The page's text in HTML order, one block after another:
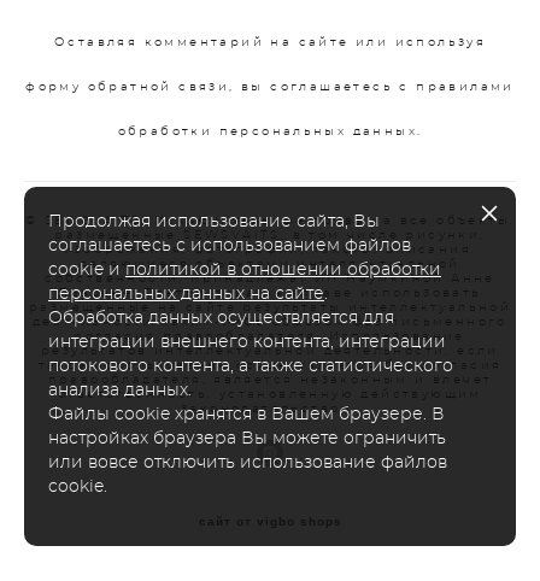
Оставляя комментарий на сайте или используя
форму обратной связи, вы соглашаетесь с правилами
обработки персональных данных.
© SEWSVAITS| Исключительные права на все объекты,
размещенные SEWSVAITS, в том числе рисунки,
изображения, фотографии, тексты, описания,
являющиеся объектами интеллектуальной
собственности, принадлежат ИП Наумкиной Анне
Львовне. Третьи лица не вправе использовать
размещенные на сайте результаты интеллектуальной
деятельности каким-либо образом без письменного
согласия правообладателя. Использование
результатов интеллектуальной деятельности, если
такое использование осуществляется без согласия
правообладателя, является незаконным и влечет
ответственность, установленную действующим
законодательством.
сайт от vigbo shops
Продолжая использование сайта, Вы
соглашаетесь с использованием файлов
cookie иполитикой в отношении обработки
персональных данных на сайте.
Обработка данных осуществляется для
интеграции внешнего контента, интеграции
потокового контента, а также статистического
анализа данных.
Файлы cookie хранятся в Вашем браузере. В
настройках браузера Вы можете ограничить
или вовсе отключить использование файлов
cookie.